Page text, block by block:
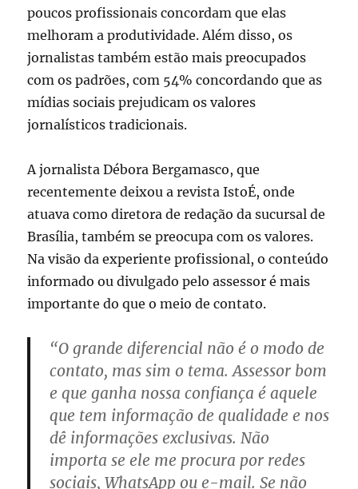
poucos profissionais concordam que elas
melhoram a produtividade. Além disso, os
jornalistas também estão mais preocupados
com os padrões, com 54% concordando que as
mídias sociais prejudicam os valores
jornalísticos tradicionais.
A jornalista Débora Bergamasco, que
recentemente deixou a revista IstoÉ, onde
atuava como diretora de redação da sucursal de
Brasília, também se preocupa com os valores.
Na visão da experiente profissional, o conteúdo
informado ou divulgado pelo assessor é mais
importante do que o meio de contato.
“O grande diferencial não é o modo de
contato, mas sim o tema. Assessor bom
e que ganha nossa confiança é aquele
que tem informação de qualidade e nos
dê informações exclusivas. Não
importa se ele me procura por redes
sociais, WhatsApp ou e-mail. Se não